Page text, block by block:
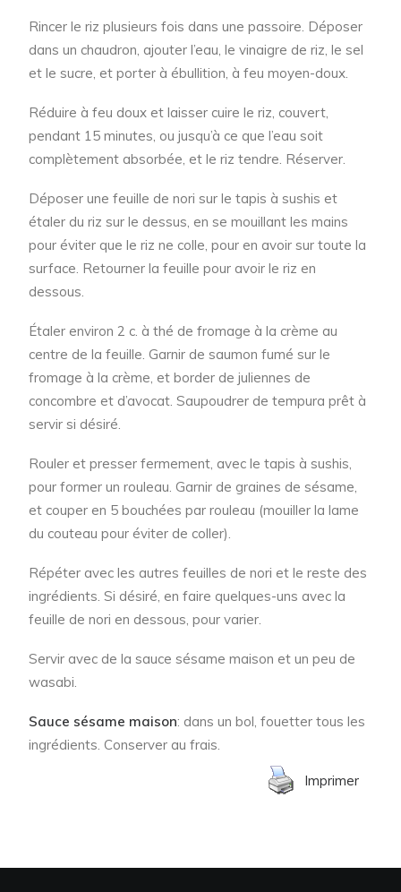
Rincer le riz plusieurs fois dans une passoire. Déposer
dans un chaudron, ajouter l’eau, le vinaigre de riz, le sel
et le sucre, et porter à ébullition, à feu moyen-doux.
Réduire à feu doux et laisser cuire le riz, couvert,
pendant 15 minutes, ou jusqu’à ce que l’eau soit
complètement absorbée, et le riz tendre. Réserver.
Déposer une feuille de nori sur le tapis à sushis et
étaler du riz sur le dessus, en se mouillant les mains
pour éviter que le riz ne colle, pour en avoir sur toute la
surface. Retourner la feuille pour avoir le riz en
dessous.
Étaler environ 2 c. à thé de fromage à la crème au
centre de la feuille. Garnir de saumon fumé sur le
fromage à la crème, et border de juliennes de
concombre et d’avocat. Saupoudrer de tempura prêt à
servir si désiré.
Rouler et presser fermement, avec le tapis à sushis,
pour former un rouleau. Garnir de graines de sésame,
et couper en 5 bouchées par rouleau (mouiller la lame
du couteau pour éviter de coller).
Répéter avec les autres feuilles de nori et le reste des
ingrédients. Si désiré, en faire quelques-uns avec la
feuille de nori en dessous, pour varier.
Servir avec de la sauce sésame maison et un peu de
wasabi.
Sauce sésame maison: dans un bol, fouetter tous les
ingrédients. Conserver au frais.
Imprimer